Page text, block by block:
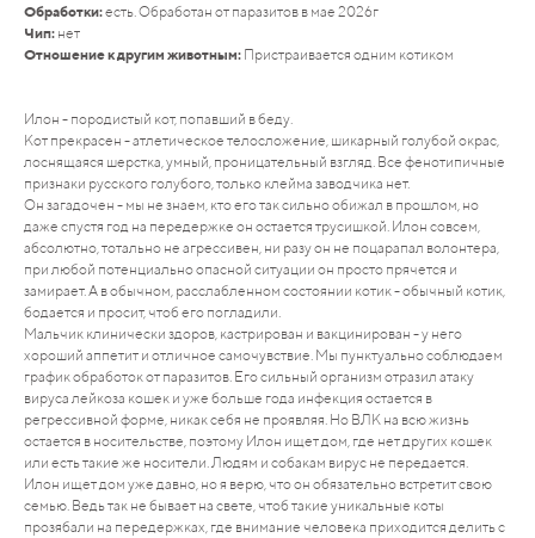
Обработки:есть. Обработан от паразитов в мае 2026г
Чип: нет
Отношение к другим животным: Пристраивается одним котиком
Илон - породистый кот, попавший в беду.
Кот прекрасен - атлетическое телосложение, шикарный голубой окрас,
лоснящаяся шерстка, умный, проницательный взгляд. Все фенотипичные
признаки русского голубого, только клейма заводчика нет.
Он загадочен - мы не знаем, кто его так сильно обижал в прошлом, но
даже спустя год на передержке он остается трусишкой. Илон совсем,
абсолютно, тотально не агрессивен, ни разу он не поцарапал волонтера,
при любой потенциально опасной ситуации он просто прячется и
замирает. А в обычном, расслабленном состоянии котик - обычный котик,
бодается и просит, чтоб его погладили.
Мальчик клинически здоров, кастрирован и вакцинирован - у него
хороший аппетит и отличное самочувствие. Мы пунктуально соблюдаем
график обработок от паразитов. Его сильный организм отразил атаку
вируса лейкоза кошек и уже больше года инфекция остается в
регрессивной форме, никак себя не проявляя. Но ВЛК на всю жизнь
остается в носительстве, поэтому Илон ищет дом, где нет других кошек
или есть такие же носители. Людям и собакам вирус не передается.
Илон ищет дом уже давно, но я верю, что он обязательно встретит свою
семью. Ведь так не бывает на свете, чтоб такие уникальные коты
прозябали на передержках, где внимание человека приходится делить с